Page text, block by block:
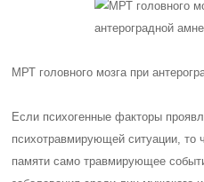
МРТ головного мозга при
Если психогенные факторы
психотравмирующей ситуации, то
памяти само травмирующее